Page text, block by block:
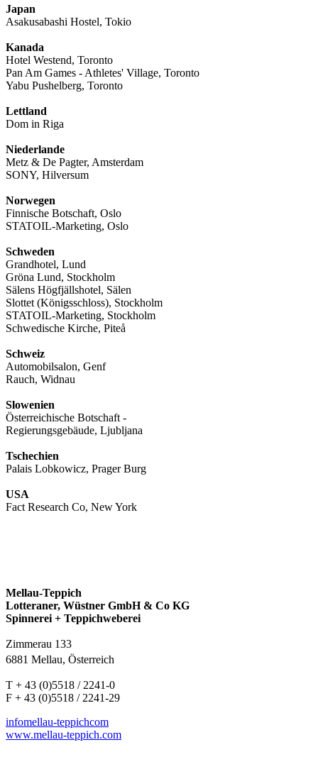
Japan
Asakusabashi Hostel, Tokio
Kanada
Hotel Westend, Toronto
Pan Am Games - Athletes' Village, Toronto
Yabu Pushelberg, Toronto
Lettland
Dom in Riga
Niederlande
Metz & De Pagter, Amsterdam
SONY, Hilversum
Norwegen
Finnische Botschaft, Oslo
STATOIL-Marketing, Oslo
Schweden
Grandhotel, Lund
Gröna Lund, Stockholm
Sälens Högfjällshotel, Sälen
Slottet (Königsschloss), Stockholm
STATOIL-Marketing, Stockholm
Schwedische Kirche, Piteå
Schweiz
Automobilsalon, Genf
Rauch, Widnau
Slowenien
Österreichische Botschaft -
Regierungsgebäude, Ljubljana
Tschechien
Palais Lobkowicz, Prager Burg
USA
Fact Research Co, New York
Mellau-Teppich
Lotteraner, Wüstner GmbH & Co KG
Spinnerei + Teppichweberei
Zimmerau 133
6881 Mellau, Österreich
T + 43 (0)5518 / 2241-0
F + 43 (0)5518 / 2241-29
infomellau-teppichcom
www.mellau-teppich.com